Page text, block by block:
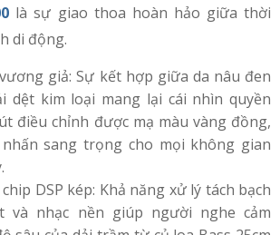
là sự giao thoa hoàn hảo giữa thời
di động.
giả: Sự kết hợp giữa da nâu đen
dệt kim loại mang lại cái nhìn quyền
điều chỉnh được mạ màu vàng đồng,
sang trọng cho mọi không gian
DSP kép: Khả năng xử lý tách bạch
và nhạc nền giúp người nghe cảm